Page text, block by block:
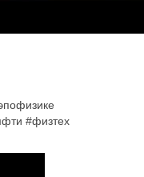
#физтех